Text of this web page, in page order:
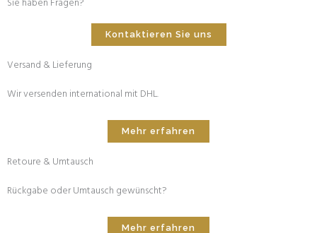
Sie haben Fragen?
Kontaktieren Sie uns
Versand & Lieferung
Wir versenden international mit DHL.
Mehr erfahren
Retoure & Umtausch
Rückgabe oder Umtausch gewünscht?
Mehr erfahren